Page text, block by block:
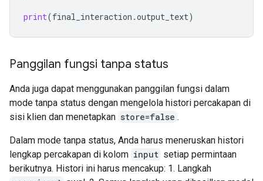
print(final_interaction .output_text)
Panggilan fungsi tanpa status
Anda juga dapat menggunakan panggilan fungsi dalam
mode tanpa status dengan mengelola histori percakapan di
sisi klien dan menetapkan store=false .
Dalam mode tanpa status, Anda harus meneruskan histori
lengkap percakapan di kolom input setiap permintaan
berikutnya. Histori ini harus mencakup: 1. Langkah